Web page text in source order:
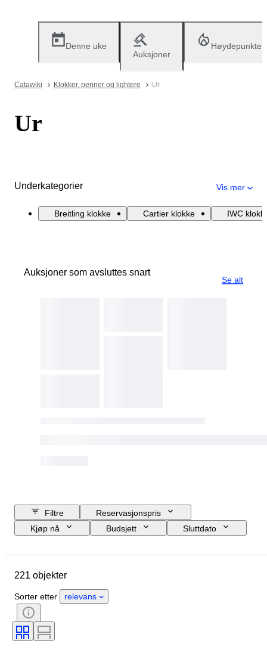
Denne uke
Auksjoner
Høydepunkter
Catawiki Klokker, penner og lightere Ur
Ur
Underkategorier Vis mer
Breitling klokke Cartier klokke IWC
Auksjoner som avsluttes snart
Se alt
Filtre
Reservasjonspris
Kjøp nå
Budsjett
Sluttdato
Materiale
Farge
Klokkerem materiale
221 objekter
Sorter etter relevans